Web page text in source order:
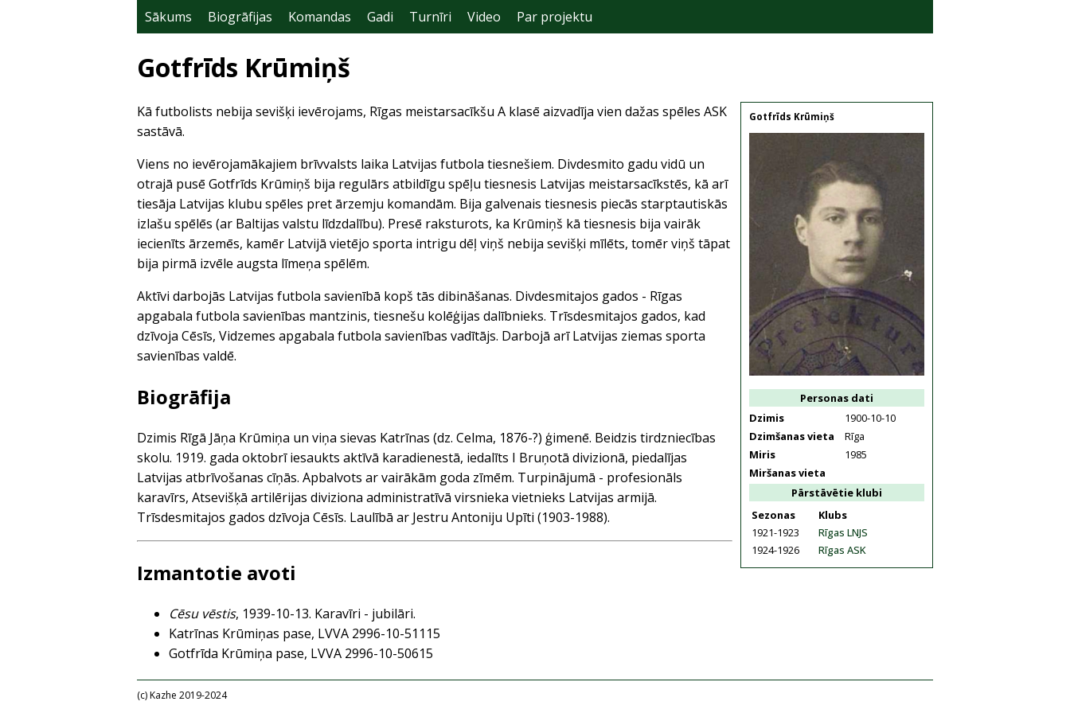
Sākums Biogrāfijas Komandas Gadi Turnīri Video Par projektu
Gotfrīds Krūmiņš
Gotfrīds Krūmiņš
Personas dati
Dzimis
1900-10-10
Dzimšanas vieta
Rīga
Miris
1985
Miršanas vieta
Pārstāvētie klubi
Sezonas
Klubs
1921-1923
Rīgas LNJS
1924-1926
Rīgas ASK
Kā futbolists nebija sevišķi ievērojams, Rīgas meistarsacīkšu A klasē aizvadīja vien dažas spēles ASK
sastāvā.
Viens no ievērojamākajiem brīvvalsts laika Latvijas futbola tiesnešiem. Divdesmito gadu vidū un
otrajā pusē Gotfrīds Krūmiņš bija regulārs atbildīgu spēļu tiesnesis Latvijas meistarsacīkstēs, kā arī
tiesāja Latvijas klubu spēles pret ārzemju komandām. Bija galvenais tiesnesis piecās starptautiskās
izlašu spēlēs (ar Baltijas valstu līdzdalību). Presē raksturots, ka Krūmiņš kā tiesnesis bija vairāk
iecienīts ārzemēs, kamēr Latvijā vietējo sporta intrigu dēļ viņš nebija sevišķi mīlēts, tomēr viņš tāpat
bija pirmā izvēle augsta līmeņa spēlēm.
Aktīvi darbojās Latvijas futbola savienībā kopš tās dibināšanas. Divdesmitajos gados - Rīgas
apgabala futbola savienības mantzinis, tiesnešu kolēģijas dalībnieks. Trīsdesmitajos gados, kad
dzīvoja Cēsīs, Vidzemes apgabala futbola savienības vadītājs. Darbojā arī Latvijas ziemas sporta
savienības valdē.
Biogrāfija
Dzimis Rīgā Jāņa Krūmiņa un viņa sievas Katrīnas (dz. Celma, 1876-?) ģimenē. Beidzis tirdzniecības
skolu. 1919. gada oktobrī iesaukts aktīvā karadienestā, iedalīts I Bruņotā divizionā, piedalījas
Latvijas atbrīvošanas cīņās. Apbalvots ar vairākām goda zīmēm. Turpinājumā - profesionāls
karavīrs, Atsevišķā artilērijas diviziona administratīvā virsnieka vietnieks Latvijas armijā.
Trīsdesmitajos gados dzīvoja Cēsīs. Laulībā ar Jestru Antoniju Upīti (1903-1988).
Izmantotie avoti
Cēsu vēstis, 1939-10-13. Karavīri - jubilāri.
Katrīnas Krūmiņas pase, LVVA 2996-10-51115
Gotfrīda Krūmiņa pase, LVVA 2996-10-50615
(c) Kazhe 2019-2024